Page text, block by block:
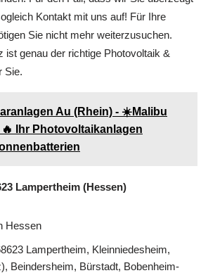
Kontakt mit uns auf! Für Ihre
Sie nicht mehr weiterzusuchen.
ist genau der richtige Photovoltaik &
Sie.
Au (Rhein) - ☀️Malibu
Ihr Photovoltaikanlagen
Lampertheim (Hessen)
Hessen
Lampertheim, Kleinniedesheim,
Beindersheim, Bürstadt, Bobenheim-